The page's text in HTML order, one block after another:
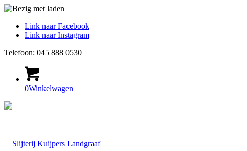
Link naar Facebook
Link naar Instagram
Telefoon: 045 888 0530
0Winkelwagen